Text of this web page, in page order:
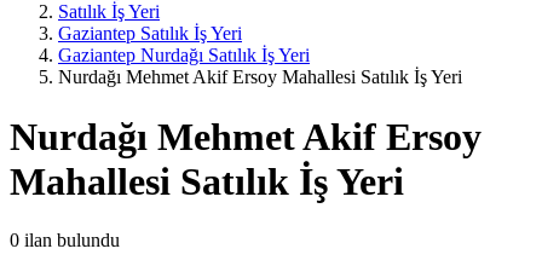
Satılık İş Yeri
Gaziantep Satılık İş Yeri
Gaziantep Nurdağı Satılık İş Yeri
Nurdağı Mehmet Akif Ersoy Mahallesi Satılık İş Yeri
Nurdağı Mehmet Akif Ersoy
Mahallesi Satılık İş Yeri
0 ilan bulundu